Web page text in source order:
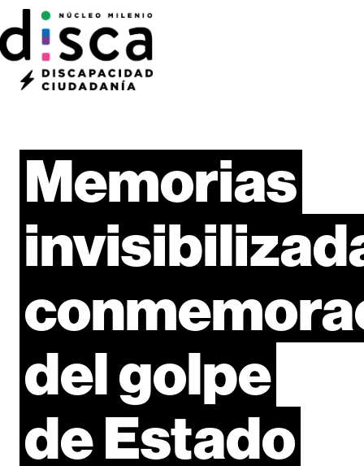
Memorias
delgolpe
deEstado